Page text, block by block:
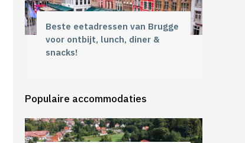
Beste eetadressen van Brugge
voor ontbijt, lunch, diner &
snacks!
Populaire accommodaties